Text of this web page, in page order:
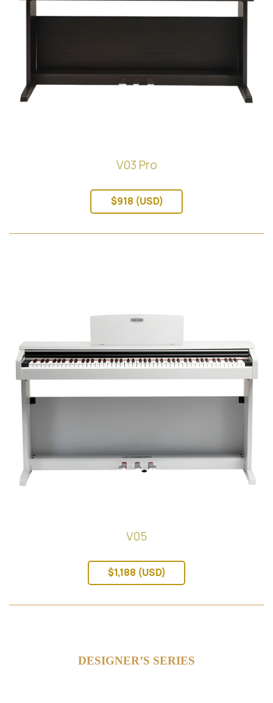
V03 Pro
$918 (USD)
V05
$1,188 (USD)
DESIGNER’S SERIES